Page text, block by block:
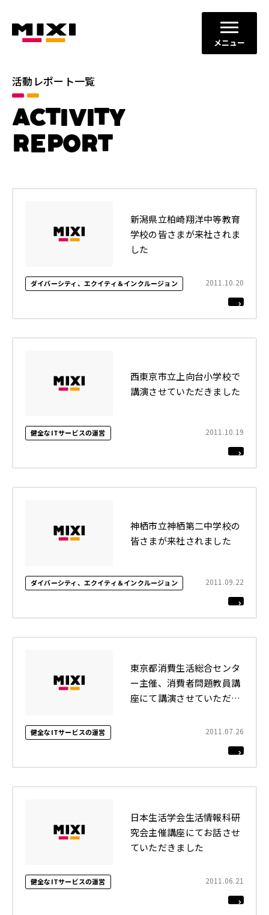
メニュー
活動レポート一覧
ACTIVITY
REPORT
ダイバーシティ、エクイティ＆インクルージョン 2011.10.20
新潟県立柏崎翔洋中等教育
学校の皆さまが来社されま
した
健全なITサービスの運営 2011.10.19
西東京市立上向台小学校で
講演させていただきました
ダイバーシティ、エクイティ＆インクルージョン 2011.09.22
神栖市立神栖第二中学校の
皆さまが来社されました
健全なITサービスの運営 2011.07.26
東京都消費生活総合センタ
ー主催、消費者問題教員講
座にて講演させていただき
健全なITサービスの運営 2011.06.21
日本生活学会生活情報科研
究会主催講座にてお話させ
ていただきました
カテゴリ
すべて
イノベーションの促進
2025年
2022年 それ以前